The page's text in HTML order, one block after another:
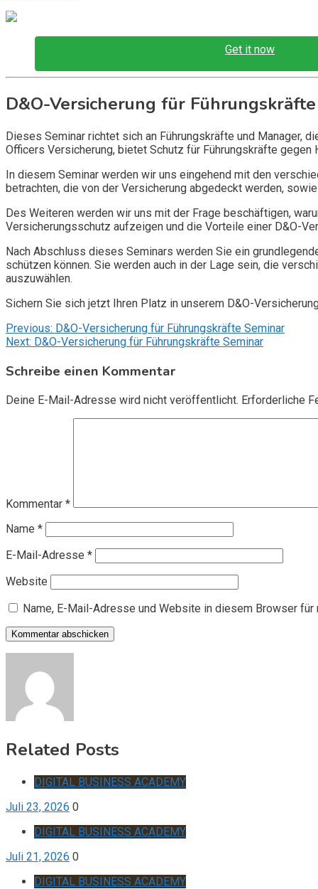
Get it now
D&O-Versicherung für
Dieses Seminar richtet sich an Führungskräfte und Manager,
Officers Versicherung, bietet Schutz für Führungskräfte
In diesem Seminar werden wir uns eingehend mit den
betrachten, die von der Versicherung abgedeckt werden,
Des Weiteren werden wir uns mit der Frage beschäftigen,
Versicherungsschutz aufzeigen und die Vorteile einer D&O-
Nach Abschluss dieses Seminars werden Sie ein
schützen können. Sie werden auch in der Lage sein, die
auszuwählen.
Sichern Sie sich jetzt Ihren Platz in unserem D&O-
Beitragsnavigation
Previous: D&O-Versicherung für Führungskräfte Seminar
Next: D&O-Versicherung für Führungskräfte Seminar
Schreibe einen Kommentar
Deine E-Mail-Adresse wird nicht veröffentlicht. Erforderliche
Kommentar *
Name *
E-Mail-Adresse *
Website
Name, E-Mail-Adresse und Website in diesem Browser
Related Posts
DIGITAL BUSINESS ACADEMY
Juli 23, 2026 0
DIGITAL BUSINESS ACADEMY
Juli 21, 2026 0
DIGITAL BUSINESS ACADEMY